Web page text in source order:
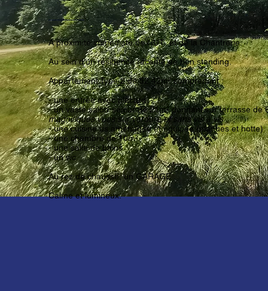
A proximité immédiate de l'IUT et de la Chantrerie.
Au sein d'un résidence récente de bon standing.
Appartement Type 2 de 52.42m² comprenant :
- une entrée avec placard
- un vaste salon-séjour de 21m² donnant sur terrasse de
magnifiques vues sur verdure et sans vis à vis
- une cuisine us aménagée et équipée (plaques et hotte)
- une chambre de 10m²
- une salle de bains
- un wc
Au rez de chaussé, un GARAGE .
Calme et lumineux.